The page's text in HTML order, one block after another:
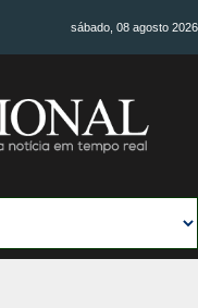
sábado, 08 agosto 2026